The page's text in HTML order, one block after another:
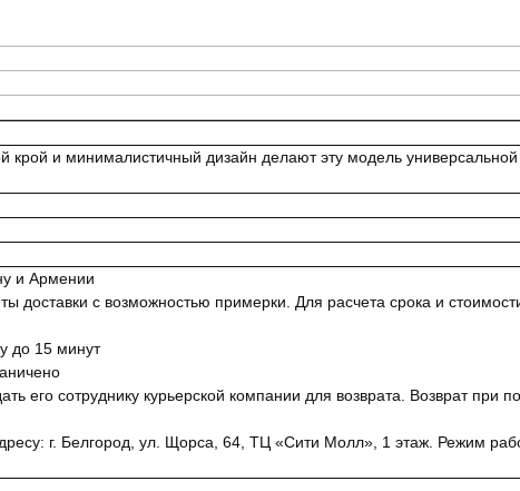
крой и минималистичный дизайн делают эту модель
и Армении
с возможностью примерки. Для расчета срока и стоимости
до 15 минут
его сотруднику курьерской компании для возврата. Возврат при
г. Белгород, ул. Щорса, 64, ТЦ «Сити Молл», 1 этаж. Режим